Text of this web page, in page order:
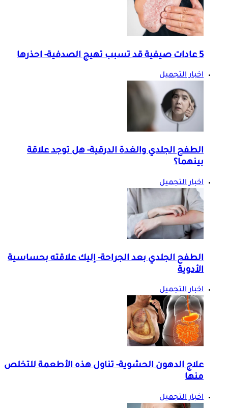
5 عادات صيفية قد تسبب تهيج الصدفية- احذرها
اخبار التجميل
الطفح الجلدي والغدة الدرقية- هل توجد علاقة
بينهما؟
اخبار التجميل
الطفح الجلدي بعد الجراحة- إليك علاقته بحساسية
الأدوية
اخبار التجميل
علاج الدهون الحشوية- تناول هذه الأطعمة للتخلص
منها
اخبار التجميل